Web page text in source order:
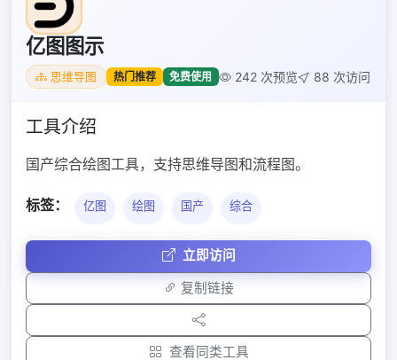
亿图图示
思维导图 热门推荐 免费使用 242 次预览 88 次访问
工具介绍
国产综合绘图工具，支持思维导图和流程图。
标签： 亿图 绘图 国产 综合
立即访问
复制链接
查看同类工具